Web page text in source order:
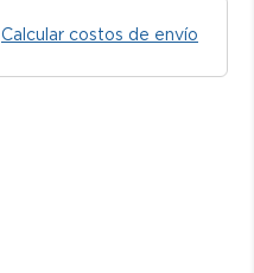
Calcular costos de envío